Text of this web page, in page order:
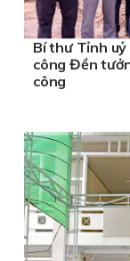
Bí thư Tỉnh
công Đền
công